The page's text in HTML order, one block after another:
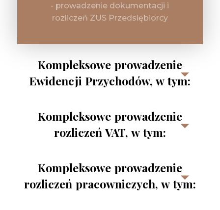
- prowadzenie dokumentacji i
rozliczeń ZUS Przedsiębiorcy
Kompleksowe prowadzenie
Ewidencji Przychodów, w tym:
- prowadzenie wykazu środków
trwałych,
- wyliczanie podatku dochodowego,
- sporządzanie rocznego zeznania
Kompleksowe prowadzenie
rozliczeń VAT, w tym:
- sporządzanie deklaracji VAT,
Kompleksowe prowadzenie
rozliczeń pracowniczych, w tym: